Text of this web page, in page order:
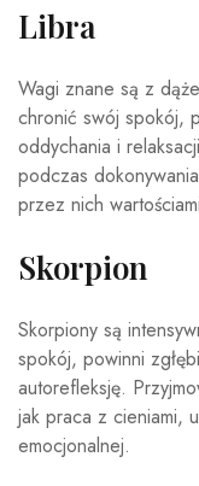
Libra
Wagi znane są z
chronić swój spokój,
oddychania i
podczas
przez nich
Skorpion
Skorpiony są
spokój, powinni
autorefleksję.
jak praca z cieniami,
emocjonalnej.